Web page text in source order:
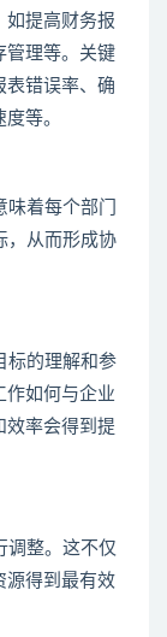
如提高财务报
管理等。关键
表错误率、确
等。
着每个部门
，从而形成协
标的理解和参
作如何与企业
效率会得到提
调整。这不仅
源得到最有效